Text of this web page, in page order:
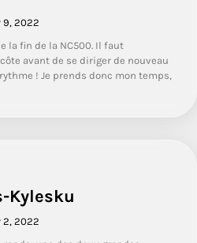
9, 2022
la fin de la NC500. Il faut
avant de se diriger de nouveau
! Je prends donc mon temps,
Kylesku
2, 2022